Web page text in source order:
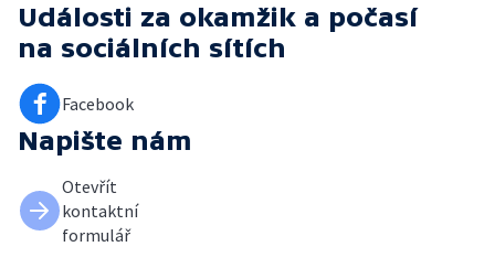
Události za okamžik a počasí
na sociálních sítích
Facebook
Napište nám
Otevřít
kontaktní
formulář